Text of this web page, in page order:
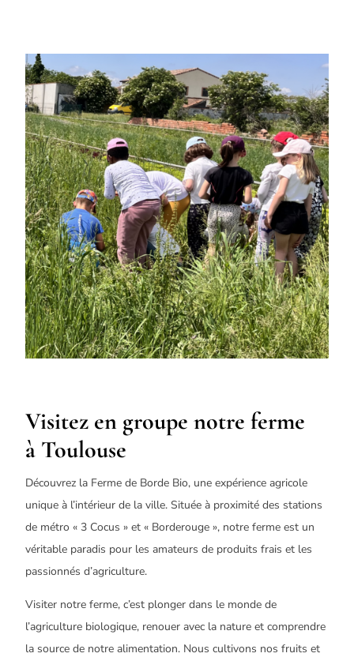
Visitez en groupe notre ferme
à Toulouse
Découvrez la Ferme de Borde Bio, une expérience agricole
unique à l’intérieur de la ville. Située à proximité des stations
de métro « 3 Cocus » et « Borderouge », notre ferme est un
véritable paradis pour les amateurs de produits frais et les
passionnés d’agriculture.
Visiter notre ferme, c’est plonger dans le monde de
l’agriculture biologique, renouer avec la nature et comprendre
la source de notre alimentation. Nous cultivons nos fruits et